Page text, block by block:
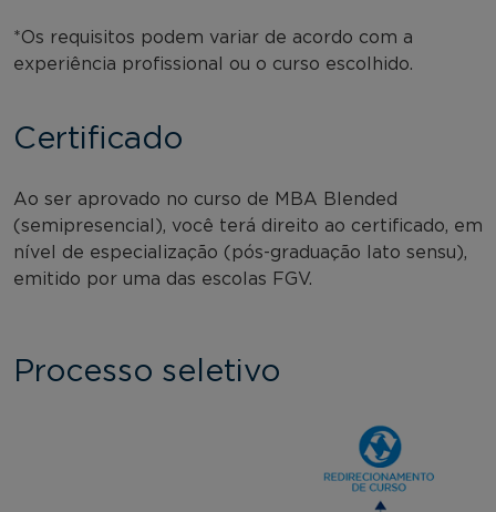
*Os requisitos podem variar de acordo com a
experiência profissional ou o curso escolhido.
Certificado
Ao ser aprovado no curso de MBA Blended
(semipresencial), você terá direito ao certificado, em
nível de especialização (pós-graduação lato sensu),
emitido por uma das escolas FGV.
Processo seletivo